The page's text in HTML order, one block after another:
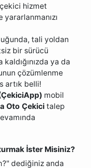
hizmet
tali yoldan
bir sürücü
ya da
çözümlenme
artık belli!
mobil
Oto Çekici talep
İster Misiniz?
dediğiniz anda